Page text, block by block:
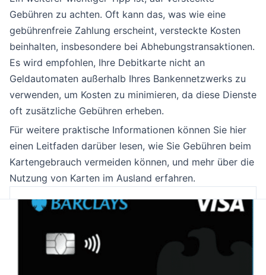
Gebühren zu achten. Oft kann das, was wie eine
gebührenfreie Zahlung erscheint, versteckte Kosten
beinhalten, insbesondere bei Abhebungstransaktionen.
Es wird empfohlen, Ihre Debitkarte nicht an
Geldautomaten außerhalb Ihres Bankennetzwerks zu
verwenden, um Kosten zu minimieren, da diese Dienste
oft zusätzliche Gebühren erheben.
Für weitere praktische Informationen können Sie hier
einen Leitfaden darüber lesen, wie Sie Gebühren beim
Kartengebrauch vermeiden können, und mehr über die
Nutzung von Karten im Ausland erfahren.